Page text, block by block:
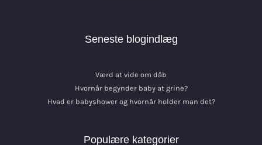
Seneste blogindlæg
Værd at vide om dåb
Hvornår begynder baby at grine?
Hvad er babyshower og hvornår holder man det?
Populære kategorier